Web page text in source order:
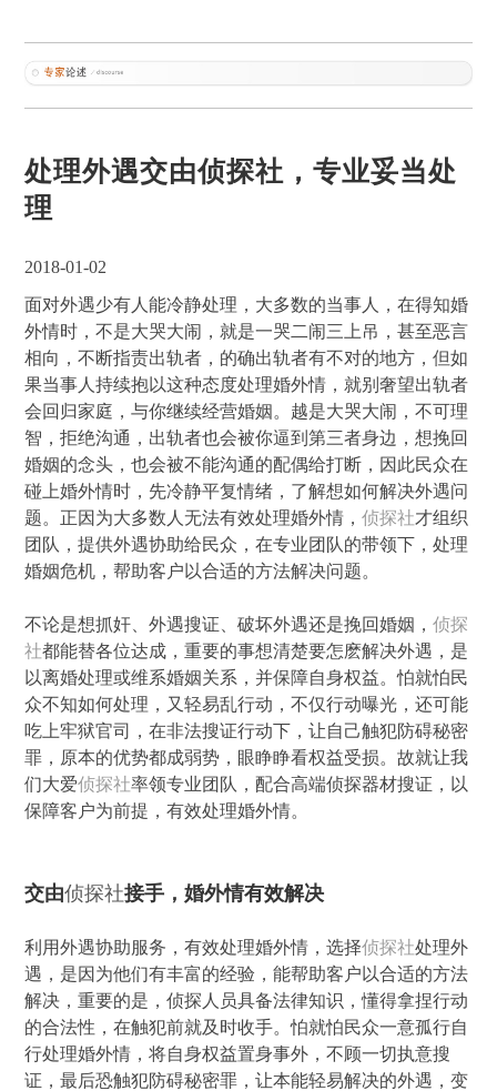
处理外遇交由侦探社，专业妥当处
理
2018-01-02
面对外遇少有人能冷静处理，大多数的当事人，在得知婚
外情时，不是大哭大闹，就是一哭二闹三上吊，甚至恶言
相向，不断指责出轨者，的确出轨者有不对的地方，但如
果当事人持续抱以这种态度处理婚外情，就别奢望出轨者
会回归家庭，与你继续经营婚姻。越是大哭大闹，不可理
智，拒绝沟通，出轨者也会被你逼到第三者身边，想挽回
婚姻的念头，也会被不能沟通的配偶给打断，因此民众在
碰上婚外情时，先冷静平复情绪，了解想如何解决外遇问
题。正因为大多数人无法有效处理婚外情，侦探社才组织
团队，提供外遇协助给民众，在专业团队的带领下，处理
婚姻危机，帮助客户以合适的方法解决问题。
不论是想抓奸、外遇搜证、破坏外遇还是挽回婚姻，侦探
社都能替各位达成，重要的事想清楚要怎麽解决外遇，是
以离婚处理或维系婚姻关系，并保障自身权益。怕就怕民
众不知如何处理，又轻易乱行动，不仅行动曝光，还可能
吃上牢狱官司，在非法搜证行动下，让自己触犯防碍秘密
罪，原本的优势都成弱势，眼睁睁看权益受损。故就让我
们大爱侦探社率领专业团队，配合高端侦探器材搜证，以
保障客户为前提，有效处理婚外情。
交由侦探社接手，婚外情有效解决
利用外遇协助服务，有效处理婚外情，选择侦探社处理外
遇，是因为他们有丰富的经验，能帮助客户以合适的方法
解决，重要的是，侦探人员具备法律知识，懂得拿捏行动
的合法性，在触犯前就及时收手。怕就怕民众一意孤行自
行处理婚外情，将自身权益置身事外，不顾一切执意搜
证，最后恐触犯防碍秘密罪，让本能轻易解决的外遇，变